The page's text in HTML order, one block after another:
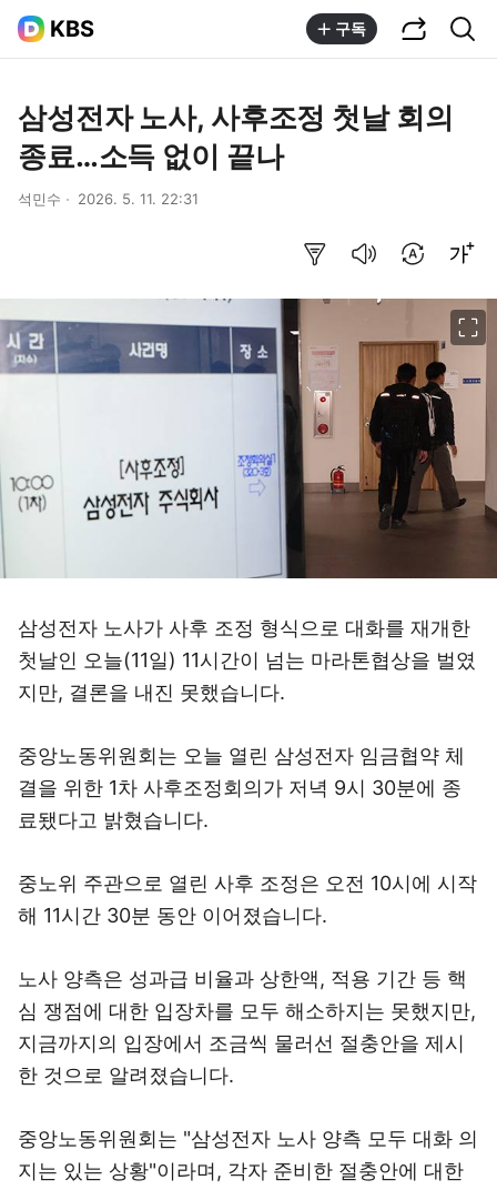
KBS 구독
삼성전자 노사, 사후조정 첫날 회의
종료…소득 없이 끝나
석민수 2026. 5. 11. 22:31
삼성전자 노사가 사후 조정 형식으로 대화를 재개한
첫날인 오늘(11일) 11시간이 넘는 마라톤협상을 벌였
지만, 결론을 내진 못했습니다.
중앙노동위원회는 오늘 열린 삼성전자 임금협약 체
결을 위한 1차 사후조정회의가 저녁 9시 30분에 종
료됐다고 밝혔습니다.
중노위 주관으로 열린 사후 조정은 오전 10시에 시작
해 11시간 30분 동안 이어졌습니다.
노사 양측은 성과급 비율과 상한액, 적용 기간 등 핵
심 쟁점에 대한 입장차를 모두 해소하지는 못했지만,
지금까지의 입장에서 조금씩 물러선 절충안을 제시
한 것으로 알려졌습니다.
중앙노동위원회는 "삼성전자 노사 양측 모두 대화 의
지는 있는 상황"이라며, 각자 준비한 절충안에 대한